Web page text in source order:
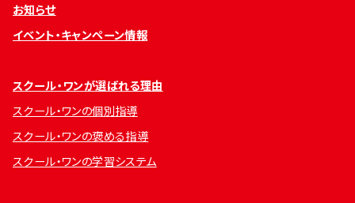
お知らせ
イベント・キャンペーン情報
スクール・ワンが選ばれる理由
スクール・ワンの個別指導
スクール・ワンの褒める指導
スクール・ワンの学習システム